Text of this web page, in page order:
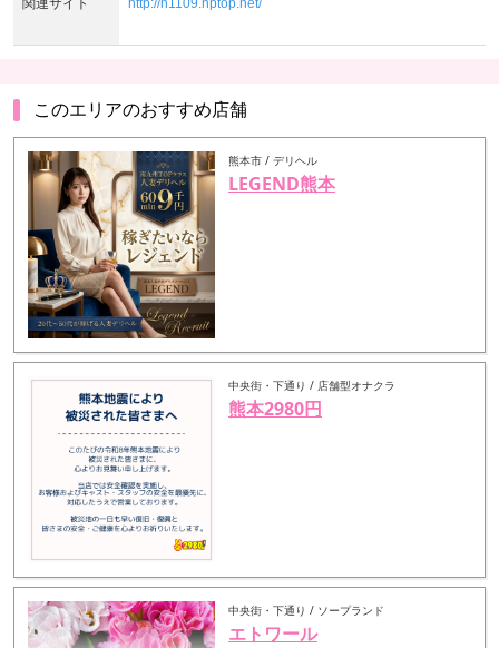
http://h1109.hptop.net/
このエリアのおすすめ店舗
熊本市 / デリヘル
LEGEND熊本
中央街・下通り / 店舗型オナクラ
熊本2980円
中央街・下通り / ソープランド
エトワール